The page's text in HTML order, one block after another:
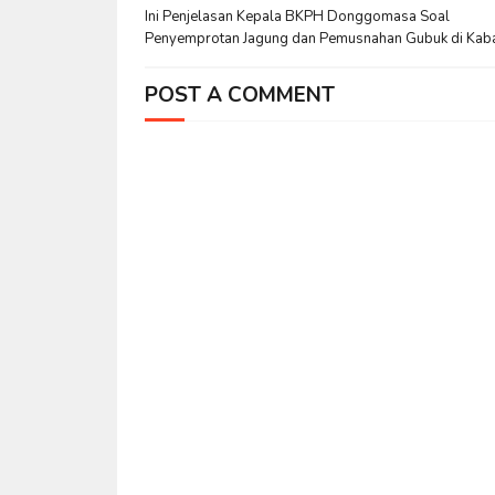
Ini Penjelasan Kepala BKPH Donggomasa Soal
Penyemprotan Jagung dan Pemusnahan Gubuk di
POST A COMMENT